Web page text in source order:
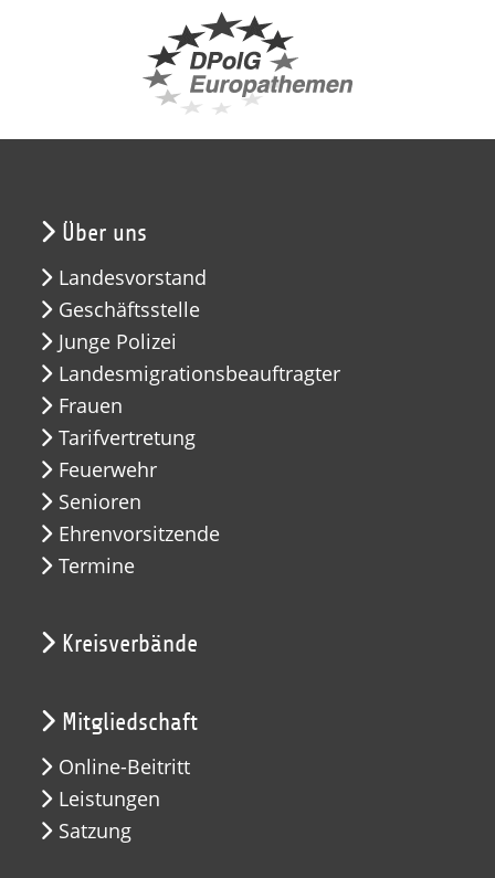
Über uns
Landesvorstand
Geschäftsstelle
Junge Polizei
Landesmigrationsbeauftragter
Frauen
Tarifvertretung
Feuerwehr
Senioren
Ehrenvorsitzende
Termine
Kreisverbände
Mitgliedschaft
Online-Beitritt
Leistungen
Satzung